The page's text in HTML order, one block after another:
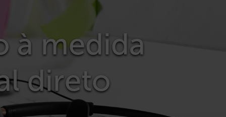
à medida
direto